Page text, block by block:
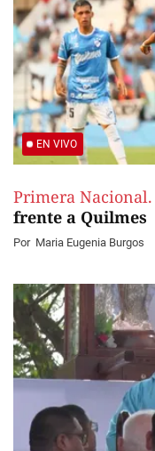
EN VIVO
Primera Nacional.
frente a Quilmes
Por Maria Eugenia Burgos